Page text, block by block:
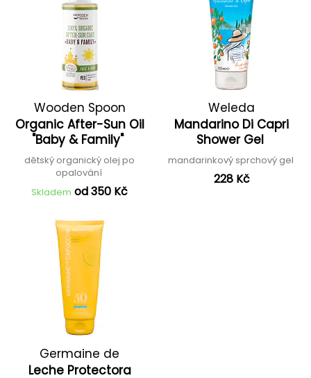
Wooden Spoon
Organic After-Sun Oil
"Baby & Family"
dětský organický olej po
opalování
Skladem od 350 Kč
Weleda
Mandarino Di Capri
Shower Gel
mandarinkový sprchový gel
228 Kč
Germaine de
Capuccini
Leche Protectora